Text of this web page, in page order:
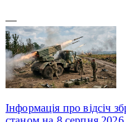
—
Інформація про відсіч